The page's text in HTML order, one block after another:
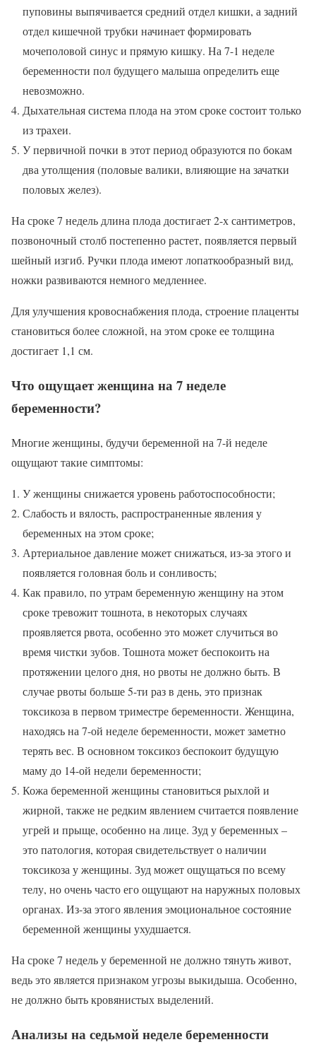
пуповины выпячивается средний отдел кишки, а задний
отдел кишечной трубки начинает формировать
мочеполовой синус и прямую кишку. На 7-1 неделе
беременности пол будущего малыша определить еще
невозможно.
Дыхательная система плода на этом сроке состоит только
из трахеи.
У первичной почки в этот период образуются по бокам
два утолщения (половые валики, влияющие на зачатки
половых желез).
На сроке 7 недель длина плода достигает 2-х сантиметров,
позвоночный столб постепенно растет, появляется первый
шейный изгиб. Ручки плода имеют лопаткообразный вид,
ножки развиваются немного медленнее.
Для улучшения кровоснабжения плода, строение плаценты
становиться более сложной, на этом сроке ее толщина
достигает 1,1 см.
Что ощущает женщина на 7 неделе
беременности?
Многие женщины, будучи беременной на 7-й неделе
ощущают такие симптомы:
У женщины снижается уровень работоспособности;
Слабость и вялость, распространенные явления у
беременных на этом сроке;
Артериальное давление может снижаться, из-за этого и
появляется головная боль и сонливость;
Как правило, по утрам беременную женщину на этом
сроке тревожит тошнота, в некоторых случаях
проявляется рвота, особенно это может случиться во
время чистки зубов. Тошнота может беспокоить на
протяжении целого дня, но рвоты не должно быть. В
случае рвоты больше 5-ти раз в день, это признак
токсикоза в первом триместре беременности. Женщина,
находясь на 7-ой неделе беременности, может заметно
терять вес. В основном токсикоз беспокоит будущую
маму до 14-ой недели беременности;
Кожа беременной женщины становиться рыхлой и
жирной, также не редким явлением считается появление
угрей и прыще, особенно на лице. Зуд у беременных –
это патология, которая свидетельствует о наличии
токсикоза у женщины. Зуд может ощущаться по всему
телу, но очень часто его ощущают на наружных половых
органах. Из-за этого явления эмоциональное состояние
беременной женщины ухудшается.
На сроке 7 недель у беременной не должно тянуть живот,
ведь это является признаком угрозы выкидыша. Особенно,
не должно быть кровянистых выделений.
Анализы на седьмой неделе беременности